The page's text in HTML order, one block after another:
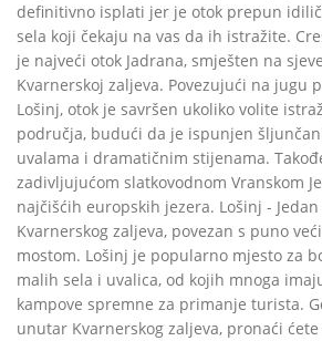
definitivno isplati jer je otok prepun
sela koji čekaju na vas da ih istražite.
je najveći otok Jadrana, smješten na
Kvarnerskoj zaljeva. Povezujući na jugu
Lošinj, otok je savršen ukoliko volite
područja, budući da je ispunjen
uvalama i dramatičnim stijenama.
zadivljujućom slatkovodnom Vranskom
najčišćih europskih jezera. Lošinj -
Kvarnerskog zaljeva, povezan s puno
mostom. Lošinj je popularno mjesto za
malih sela i uvalica, od kojih mnoga
kampove spremne za primanje turista.
unutar Kvarnerskog zaljeva, pronaći